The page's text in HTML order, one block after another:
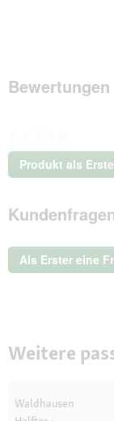
Bewertungen
Kein
Beurteilungswert
Produkt als
.
dieser
Aktion
ein
modales
Als Erster eine
Weitere
Waldhausen